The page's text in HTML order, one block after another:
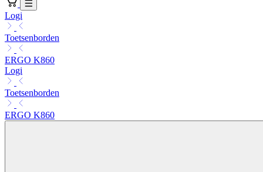
Logi
Toetsenborden
ERGO K860
Logi
Toetsenborden
ERGO K860